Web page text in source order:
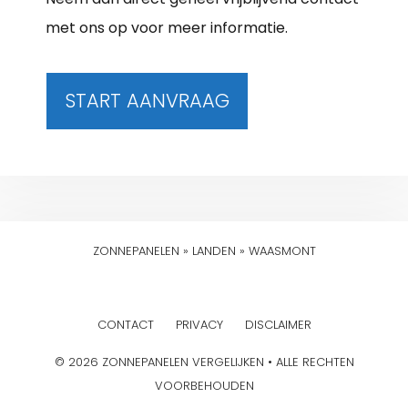
met ons op voor meer informatie.
START AANVRAAG
ZONNEPANELEN » LANDEN » WAASMONT
CONTACT PRIVACY DISCLAIMER
© 2026 ZONNEPANELEN VERGELIJKEN • ALLE RECHTEN
VOORBEHOUDEN